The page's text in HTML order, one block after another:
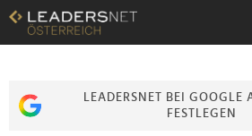
Zum
Inhalt
Zur
Zur
LEADERSNET BEI GOOGLE
FESTLEGEN